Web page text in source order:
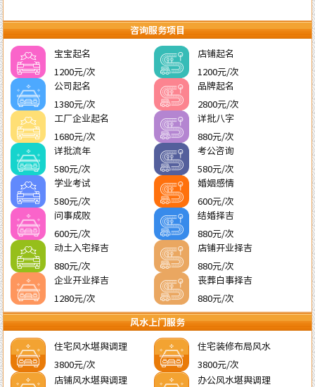
咨询服务项目
宝宝起名
1200元/次
店铺起名
1200元/次
公司起名
1380元/次
品牌起名
2800元/次
工厂企业起名
1680元/次
详批八字
880元/次
详批流年
580元/次
考公咨询
580元/次
学业考试
580元/次
婚姻感情
600元/次
问事成败
600元/次
结婚择吉
880元/次
动土入宅择吉
880元/次
店铺开业择吉
880元/次
企业开业择吉
1280元/次
丧葬白事择吉
880元/次
风水上门服务
住宅风水堪舆调理
3800元/次
住宅装修布局风水
3800元/次
店铺风水堪舆调理
办公风水堪舆调理